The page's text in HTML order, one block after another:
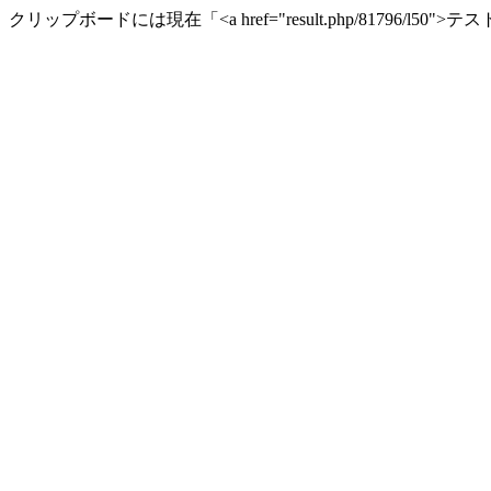
クリップボードには現在「<a href="result.php/81796/l50">テ